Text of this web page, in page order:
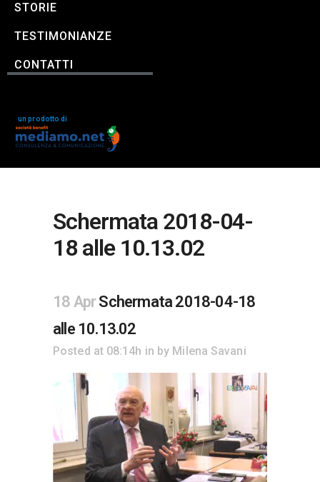
STORIE
TESTIMONIANZE
CONTATTI
un prodotto di
Schermata 2018-04-
18 alle 10.13.02
18 AprSchermata 2018-04-18
alle 10.13.02
Posted at 08:14h in by Milena Savani